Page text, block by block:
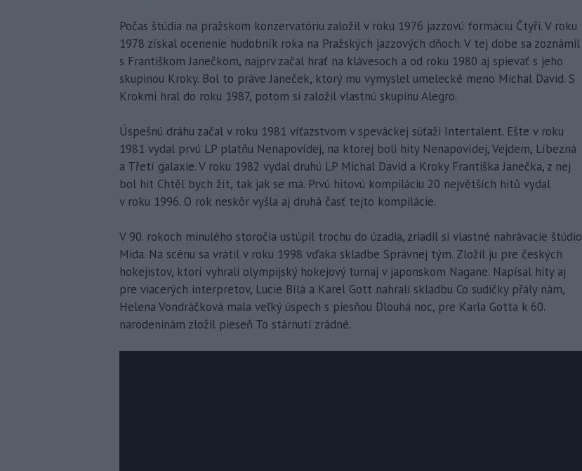
Počas štúdia na pražskom konzervatóriu založil v roku 1976 jazzovú formáciu Čtyři. V roku
1978 získal ocenenie hudobník roka na Pražských jazzových dňoch. V tej dobe sa zoznámil
s Františkom Janečkom, najprv začal hrať na klávesoch a od roku 1980 aj spievať s jeho
skupinou Kroky. Bol to práve Janeček, ktorý mu vymyslel umelecké meno Michal David. S
Krokmi hral do roku 1987, potom si založil vlastnú skupinu Alegro.
Úspešnú dráhu začal v roku 1981 víťazstvom v speváckej súťaži Intertalent. Ešte v roku
1981 vydal prvú LP platňu Nenapovídej, na ktorej boli hity Nenapovídej, Vejdem, Líbezná
a Třetí galaxie. V roku 1982 vydal druhú LP Michal David a Kroky Františka Janečka, z nej
bol hit Chtěl bych žít, tak jak se má. Prvú hitovú kompiláciu 20 největších hitů vydal
v roku 1996. O rok neskôr vyšla aj druhá časť tejto kompilácie.
V 90. rokoch minulého storočia ustúpil trochu do úzadia, zriadil si vlastné nahrávacie štúdio
Mida. Na scénu sa vrátil v roku 1998 vďaka skladbe Správnej tým. Zložil ju pre českých
hokejistov, ktorí vyhrali olympijský hokejový turnaj v japonskom Nagane. Napísal hity aj
pre viacerých interpretov, Lucie Bílá a Karel Gott nahrali skladbu Co sudičky přály nám,
Helena Vondráčková mala veľký úspech s piesňou Dlouhá noc, pre Karla Gotta k 60.
narodeninám zložil pieseň To stárnutí zrádné.